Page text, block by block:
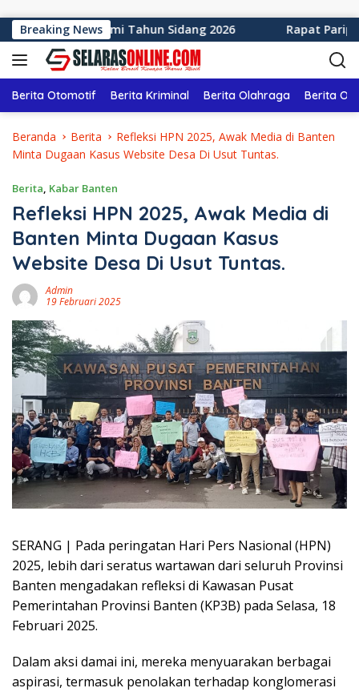
Breaking News
Sukabumi Tahun Sidang 2026 Rapat Paripurna
Berita Otomotif Berita Kriminal Berita Olahraga Berita
Beranda Berita
Refleksi HPN 2025, Awak Media di Banten
Minta Dugaan Kasus Website Desa Di Usut Tuntas.
Berita, Kabar Banten
Refleksi HPN 2025, Awak Media di
Banten Minta Dugaan Kasus
Website Desa Di Usut Tuntas.
Admin
19 Februari 2025
SERANG | Pada peringatan Hari Pers Nasional (HPN)
2025, lebih dari seratus wartawan dari seluruh Provinsi
Banten mengadakan refleksi di Kawasan Pusat
Pemerintahan Provinsi Banten (KP3B) pada Selasa, 18
Februari 2025.
Dalam aksi damai ini, mereka menyuarakan berbagai
aspirasi, termasuk penolakan terhadap konglomerasi